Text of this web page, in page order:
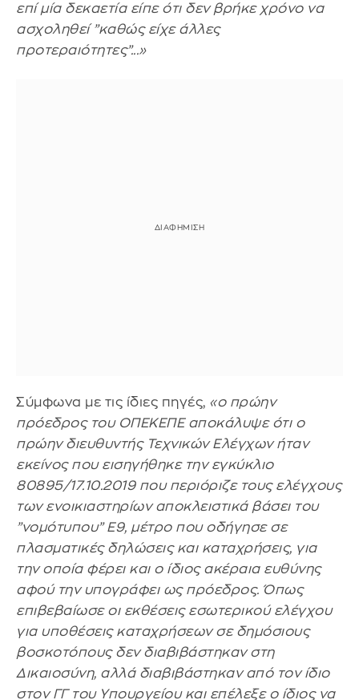
επί μία δεκαετία είπε ότι δεν βρήκε χρόνο να
ασχοληθεί ”καθώς είχε άλλες
προτεραιότητες”...»
Σύμφωνα με τις ίδιες πηγές, «ο πρώην
πρόεδρος του ΟΠΕΚΕΠΕ αποκάλυψε ότι ο
πρώην διευθυντής Τεχνικών Ελέγχων ήταν
εκείνος που εισηγήθηκε την εγκύκλιο
80895/17.10.2019 που περιόριζε τους ελέγχους
των ενοικιαστηρίων αποκλειστικά βάσει του
”νομότυπου” Ε9, μέτρο που οδήγησε σε
πλασματικές δηλώσεις και καταχρήσεις, για
την οποία φέρει και ο ίδιος ακέραια ευθύνης
αφού την υπογράφει ως πρόεδρος. Όπως
επιβεβαίωσε οι εκθέσεις εσωτερικού ελέγχου
για υποθέσεις καταχρήσεων σε δημόσιους
βοσκοτόπους δεν διαβιβάστηκαν στη
Δικαιοσύνη, αλλά διαβιβάστηκαν από τον ίδιο
στον ΓΓ του Υπουργείου και επέλεξε ο ίδιος να